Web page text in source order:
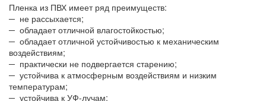
Пленка из ПВХ имеет ряд преимуществ:
─ не рассыхается;
─ обладает отличной влагостойкостью;
─ обладает отличной устойчивостью к механическим
воздействиям;
─ практически не подвергается старению;
─ устойчива к атмосферным воздействиям и низким
температурам;
─ устойчива к УФ-лучам;